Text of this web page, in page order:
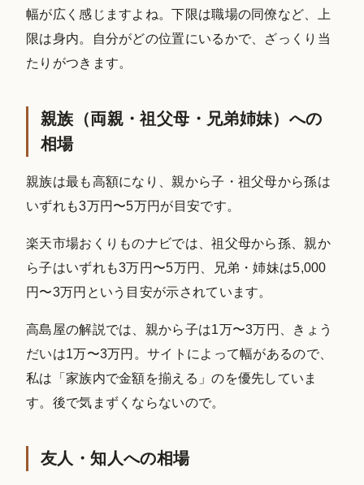
幅が広く感じますよね。下限は職場の同僚など、上
限は身内。自分がどの位置にいるかで、ざっくり当
たりがつきます。
親族（両親・祖父母・兄弟姉妹）への
相場
親族は最も高額になり、親から子・祖父母から孫は
いずれも3万円〜5万円が目安です。
楽天市場おくりものナビでは、祖父母から孫、親か
ら子はいずれも3万円〜5万円、兄弟・姉妹は5,000
円〜3万円という目安が示されています。
高島屋の解説では、親から子は1万〜3万円、きょう
だいは1万〜3万円。サイトによって幅があるので、
私は「家族内で金額を揃える」のを優先していま
す。後で気まずくならないので。
友人・知人への相場